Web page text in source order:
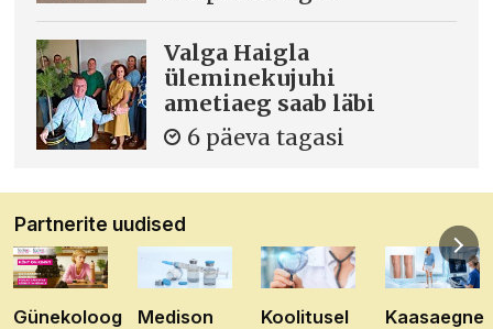
Valga Haigla
üleminekujuhi
ametiaeg saab läbi
6 päeva tagasi
Partnerite uudised
Günekoloog
Medison
Koolitusel
Kaasaegne